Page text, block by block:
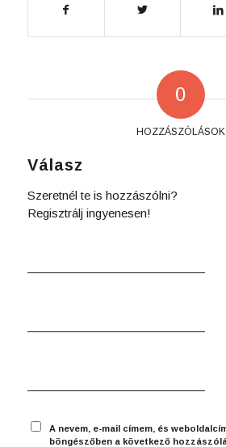
0
HOZZÁSZÓLÁSOK
Válasz
Szeretnél te is hozzászólni?
Regisztrálj ingyenesen!
A nevem, e-mail címem, és
böngészőben a következő